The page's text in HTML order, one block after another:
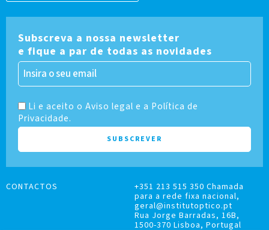
Subscreva a nossa newsletter
e fique a par de todas as novidades
Li e aceito o Aviso legal e a Política de
Privacidade.
CONTACTOS
+351 213 515 350 Chamada
para a rede fixa nacional,
geral@institutoptico.pt
Rua Jorge Barradas, 16B,
1500-370 Lisboa, Portugal